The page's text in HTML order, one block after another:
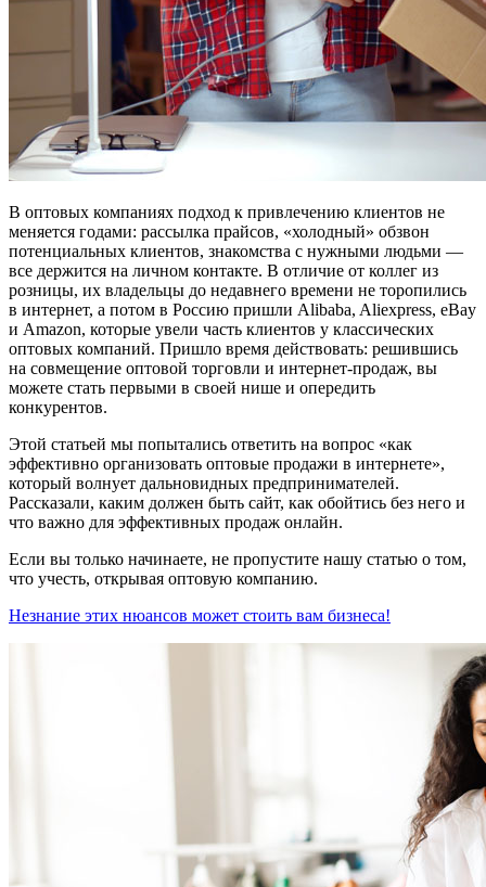
В оптовых компаниях подход к привлечению клиентов не
меняется годами: рассылка прайсов, «холодный» обзвон
потенциальных клиентов, знакомства с нужными людьми —
все держится на личном контакте. В отличие от коллег из
розницы, их владельцы до недавнего времени не торопились
в интернет, а потом в Россию пришли Alibaba, Aliexpress, eBay
и Amazon, которые увели часть клиентов у классических
оптовых компаний. Пришло время действовать: решившись
на совмещение оптовой торговли и интернет-продаж, вы
можете стать первыми в своей нише и опередить
конкурентов.
Этой статьей мы попытались ответить на вопрос «как
эффективно организовать оптовые продажи в интернете»,
который волнует дальновидных предпринимателей.
Рассказали, каким должен быть сайт, как обойтись без него и
что важно для эффективных продаж онлайн.
Если вы только начинаете, не пропустите нашу статью о том,
что учесть, открывая оптовую компанию.
Незнание этих нюансов может стоить вам бизнеса!